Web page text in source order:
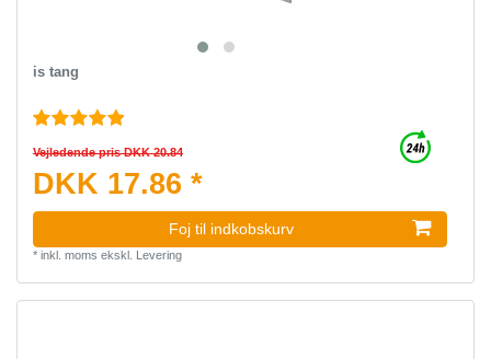
is tang
Vejledende pris DKK 20.84
DKK 17.86 *
Foj til indkobskurv
* inkl. moms ekskl. Levering